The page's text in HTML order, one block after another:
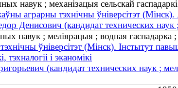
навук ; механізацыя сельскай
аграрны тэхнічны ўніверсітэт
Денисович (кандидат технических наук
навук ; меліярацыя ; водная гаспадарка
ўніверсітэт (Мінск). Інстытут
тэхналогіі і эканомікі
(кандидат технических наук ;